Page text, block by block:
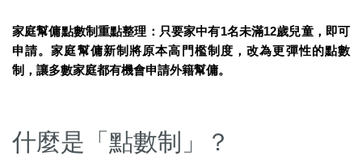
家庭幫傭點數制重點整理：只要家中有1名未滿12歲兒童，即可
申請。家庭幫傭新制將原本高門檻制度，改為更彈性的點數
制，讓多數家庭都有機會申請外籍幫傭。
什麼是「點數制」？